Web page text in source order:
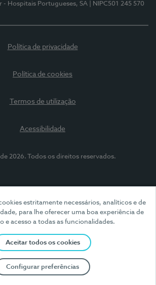
estritamente necessários, analíticos e de
para lhe oferecer uma boa experiência de
e acesso a todas as funcionalidades.
Aceitar todos os cookies
Configurar preferências
- Hospitais Portugueses, SA | NIPC501 245 570
Política de privacidade
Política de cookies
Termos de utilização
Acessibilidade
2026. Todos os direitos reservados.